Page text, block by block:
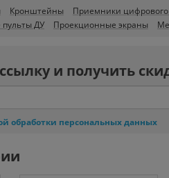
Кронштейны Приемники
ДУ Проекционные экраны
и получить
обработки персональных данных